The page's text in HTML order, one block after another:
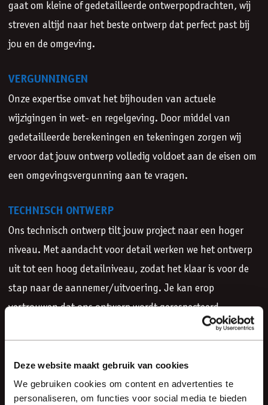
Deze website maakt gebruik van cookies
We gebruiken cookies om content en advertenties te
personaliseren, om functies voor social media te bieden
gaat om kleine of gedetailleerde ontwerpopdrachten, wij
streven altijd naar het beste ontwerp dat perfect past bij
jou en de omgeving.
VERGUNNINGEN
Onze expertise omvat het bijhouden van actuele
wijzigingen in wet- en regelgeving. Door middel van
gedetailleerde berekeningen en tekeningen zorgen wij
ervoor dat jouw ontwerp volledig voldoet aan de eisen om
een omgevingsvergunning aan te vragen.
TECHNISCH ONTWERP
Ons technisch ontwerp tilt jouw project naar een hoger
niveau. Met aandacht voor detail werken we het ontwerp
uit tot een hoog detailniveau, zodat het klaar is voor de
stap naar de aannemer/uitvoering. Je kan erop
vertrouwen dat ons ontwerp wordt gerespecteerd.
BOUWBEGELEIDING
Onze bouwbegeleiding garandeert kwaliteit en voldoet
aan de strenge eisen van de wet kwaliteitsborging. Wij
zorgen voor een vlekkeloze uitvoering, waarbij we sturen